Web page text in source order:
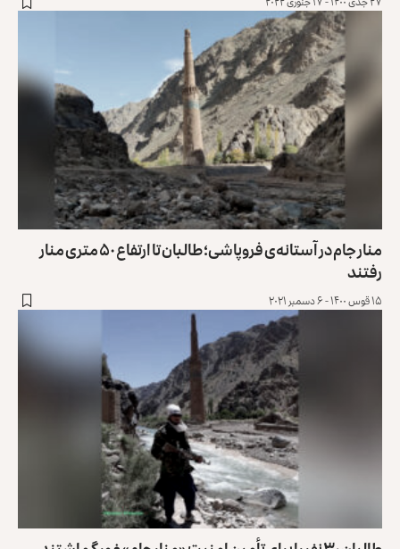
منار جام در آستانه‌ی فروپاشی؛ طالبان تا ارتفاع ۵۰ متری منار
رفتند
۱۵ قوس ۱۴۰۰ - ۶ دسمبر ۲۰۲۱